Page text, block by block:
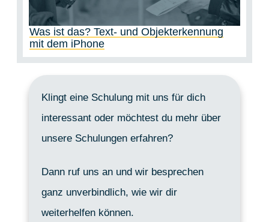
Was ist das? Text- und Objekterkennung
mit dem iPhone
Klingt eine Schulung mit uns für dich
interessant oder möchtest du mehr über
unsere Schulungen erfahren?
Dann ruf uns an und wir besprechen
ganz unverbindlich, wie wir dir
weiterhelfen können.